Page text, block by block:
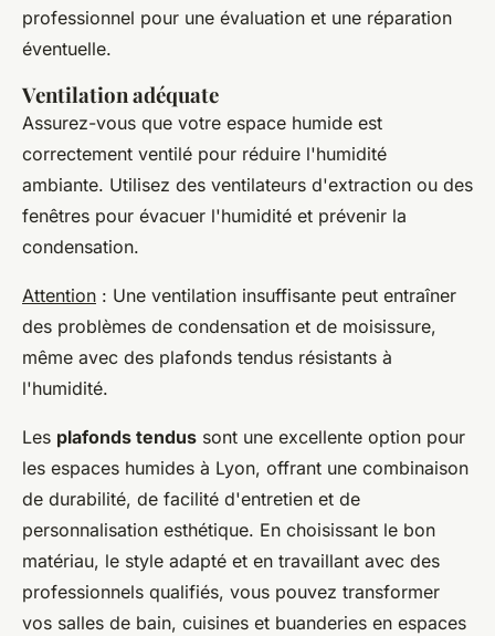
professionnel pour une évaluation et une réparation
éventuelle.
Ventilation adéquate
Assurez-vous que votre espace humide est
correctement ventilé pour réduire l'humidité
ambiante. Utilisez des ventilateurs d'extraction ou des
fenêtres pour évacuer l'humidité et prévenir la
condensation.
Attention : Une ventilation insuffisante peut entraîner
des problèmes de condensation et de moisissure,
même avec des plafonds tendus résistants à
l'humidité.
Les plafonds tendus sont une excellente option pour
les espaces humides à Lyon, offrant une combinaison
de durabilité, de facilité d'entretien et de
personnalisation esthétique. En choisissant le bon
matériau, le style adapté et en travaillant avec des
professionnels qualifiés, vous pouvez transformer
vos salles de bain, cuisines et buanderies en espaces